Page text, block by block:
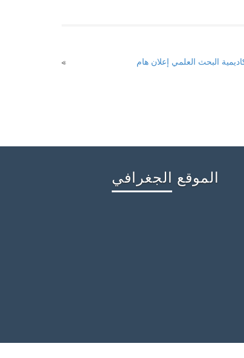
« إعلان هام
الموقع الجغرافي